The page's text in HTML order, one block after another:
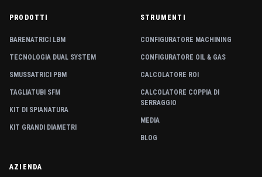
PRODOTTI
BARENATRICI LBM
TECNOLOGIA DUAL SYSTEM
SMUSSATRICI PBM
TAGLIATUBI SFM
KIT DI SPIANATURA
KIT GRANDI DIAMETRI
STRUMENTI
CONFIGURATORE MACHINING
CONFIGURATORE OIL & GAS
CALCOLATORE ROI
CALCOLATORE COPPIA DI
SERRAGGIO
MEDIA
BLOG
AZIENDA